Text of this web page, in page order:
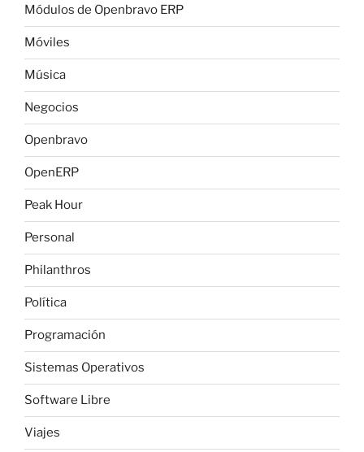
Módulos de Openbravo ERP
Móviles
Música
Negocios
Openbravo
OpenERP
Peak Hour
Personal
Philanthros
Política
Programación
Sistemas Operativos
Software Libre
Viajes